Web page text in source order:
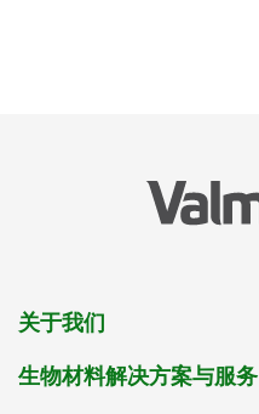
关于我们
生物材料解决方案与服务